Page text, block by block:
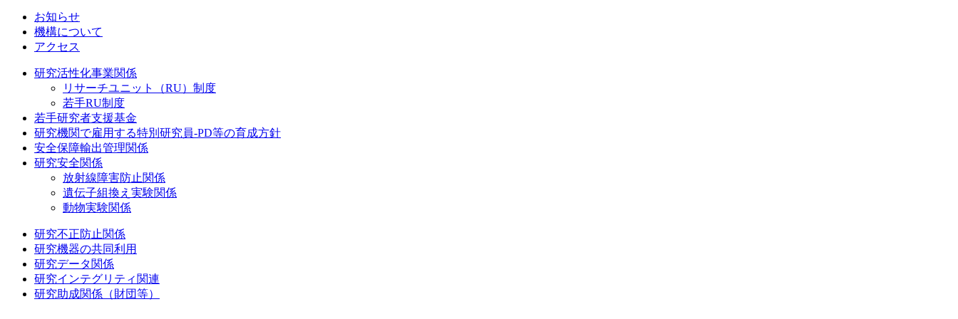
お知らせ
機構について
アクセス
研究活性化事業関係
リサーチユニット（RU）制度
若手RU制度
若手研究者支援基金
研究機関で雇用する特別研究員-PD等の育成方針
安全保障輸出管理関係
研究安全関係
放射線障害防止関係
遺伝子組換え実験関係
動物実験関係
研究不正防止関係
研究機器の共同利用
研究データ関係
研究インテグリティ関連
研究助成関係（財団等）